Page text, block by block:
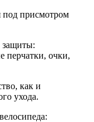
под присмотром
перчатки, очки,
как и
ухода.